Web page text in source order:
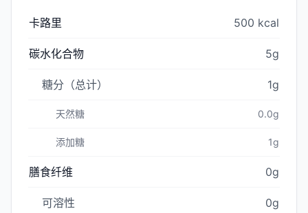
卡路里 500 kcal
碳水化合物 5g
糖分（总计） 1g
天然糖 0.0g
添加糖 1g
膳食纤维 0g
可溶性 0g